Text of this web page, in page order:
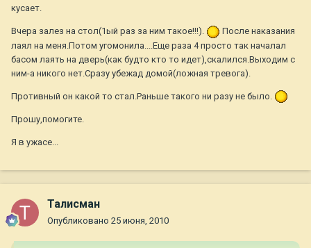
кусает.
Вчера залез на стол(1ый раз за ним такое!!!).
После наказания
лаял на меня.Потом угомонила....Еще раза 4 просто так началал
басом лаять на дверь(как будто кто то идет),скалился.Выходим с
ним-а никого нет.Сразу убежад домой(ложная тревога).
Противный он какой то стал.Раньше такого ни разу не было.
Прошу,помогите.
Я в ужасе...
Талисман
Опубликовано 25 июня, 2010